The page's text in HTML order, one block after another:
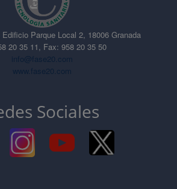
Parque Local 2, 18006 Granada
20 35 11, Fax: 958 20 35 50
info@fase20.com
www.fase20.com
Sociales